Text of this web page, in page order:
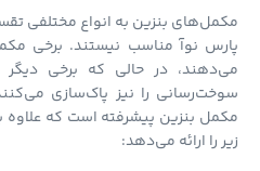
بنزین به انواع مختلفی تقسیم
نوآ مناسب نیستند. برخی مکمل‌ها
در حالی که برخی دیگر
بنزین پیشرفته است که علاوه بر
را ارائه می‌دهد: